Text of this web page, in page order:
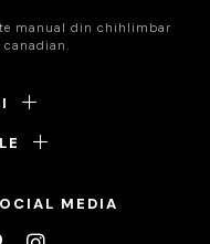
manual din chihlimbar
MEDIA